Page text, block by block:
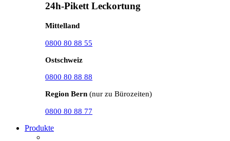
24h-Pikett Leckortung
Mittelland
0800 80 88 55
Ostschweiz
0800 80 88 88
Region Bern (nur zu Bürozeiten)
0800 80 88 77
Produkte